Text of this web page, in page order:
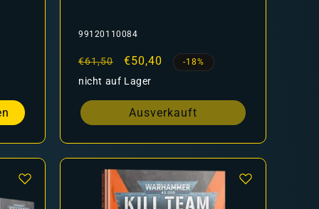
99120110084
Normaler
Preis
€61,50 Verkaufspreis
€50,40 -18%
nicht auf Lager
Ausverkauft